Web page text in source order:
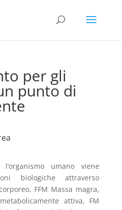
per gli
punto di
umano viene
biologiche attraverso
FFM Massa magra,
attiva, FM